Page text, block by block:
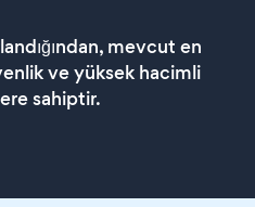
mevcut en
ve yüksek hacimli
sahiptir.